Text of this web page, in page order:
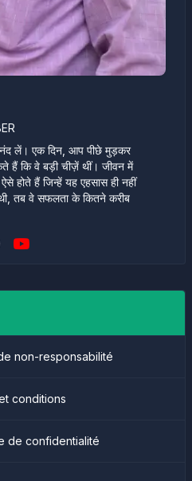
लें। एक दिन, आप पीछे मुड़कर
कि वे बड़ी चीज़ें थीं। जीवन में
होते हैं जिन्हें यह एहसास ही नहीं
थी, तब वे सफलता के कितने करीब
non-responsabilité
conditions
de confidentialité